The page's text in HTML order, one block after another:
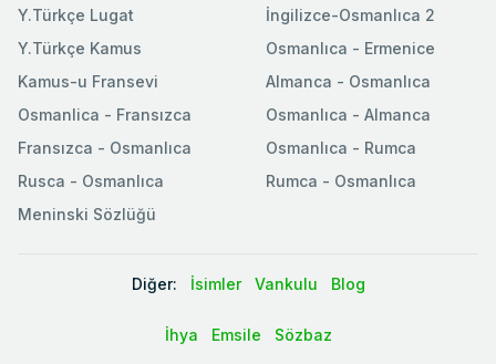
Y.Türkçe Lugat
Y.Türkçe Kamus
İngilizce-Osmanlıca 2
Osmanlıca - Ermenice
Kamus-u Fransevi
Osmanlica - Fransızca
Fransızca - Osmanlıca
Rusca - Osmanlıca
Meninski Sözlüğü
Almanca - Osmanlıca
Osmanlıca - Almanca
Osmanlıca - Rumca
Rumca - Osmanlıca
Diğer: İsimler Vankulu Blog
İhya Emsile Sözbaz